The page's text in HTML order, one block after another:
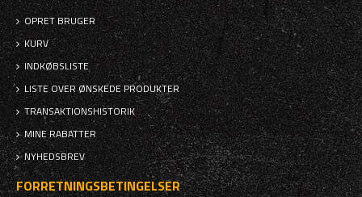
OPRET BRUGER
KURV
INDKØBSLISTE
LISTE OVER ØNSKEDE PRODUKTER
TRANSAKTIONSHISTORIK
MINE RABATTER
NYHEDSBREV
FORRETNINGSBETINGELSER